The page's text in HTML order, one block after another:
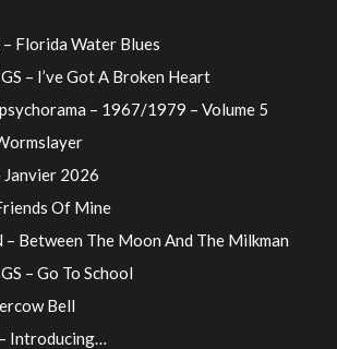
Florida Water Blues
– I’ve Got A Broken Heart
– 1967/1979 – Volume 5
Janvier 2026
Of Mine
– Between The Moon And The Milkman
– Go To School
Bell
Introducing…